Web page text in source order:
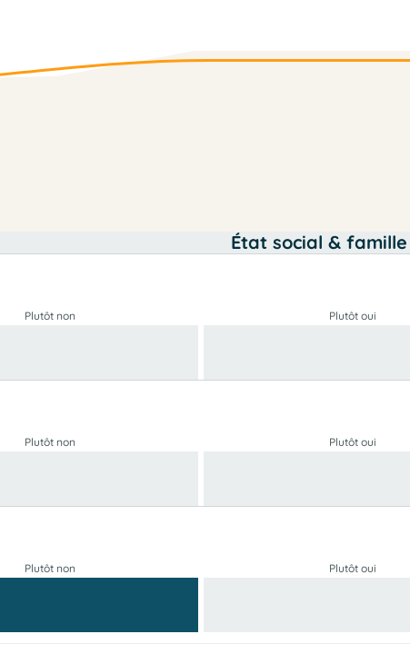
État social & famille
Plutôt non Plutôt oui
Plutôt non Plutôt oui
Plutôt non Plutôt oui